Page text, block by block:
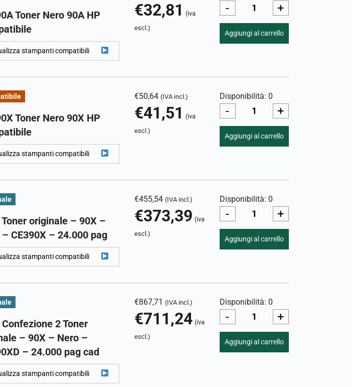
Toner Nero 90A HP
stampanti compatibili
€32,81 (iva
escl.)
- +
Aggiungi al carrello
Toner Nero 90X HP
stampanti compatibili
€50,64 (IVA incl.)
€41,51 (iva
escl.)
Disponibilità: 0
- +
Aggiungi al carrello
originale – 90X –
CE390X – 24.000 pag
stampanti compatibili
€455,54 (IVA incl.)
€373,39 (iva
escl.)
Disponibilità: 0
- +
Aggiungi al carrello
2 Toner
– 90X – Nero –
– 24.000 pag cad
stampanti compatibili
€867,71 (IVA incl.)
€711,24 (iva
escl.)
Disponibilità: 0
- +
Aggiungi al carrello